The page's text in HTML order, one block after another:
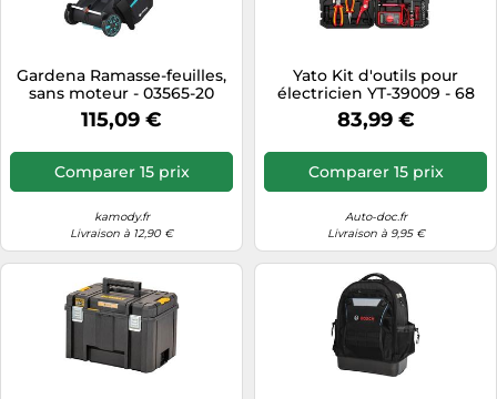
Gardena Ramasse-feuilles,
sans moteur - 03565-20
115,09 €
Comparer 15 prix
kamody.fr
Livraison à 12,90 €
Yato Kit d'outils pour
électricien YT-39009 - 68
pièces, noir
83,99 €
Comparer 15 prix
Auto-doc.fr
Livraison à 9,95 €